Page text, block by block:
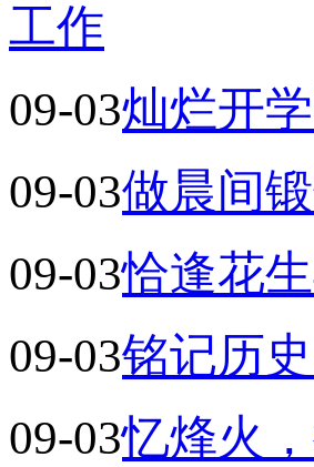
工作
09-03灿烂开
09-03做晨间
09-03恰逢花
09-03铭记历
09-03忆烽火